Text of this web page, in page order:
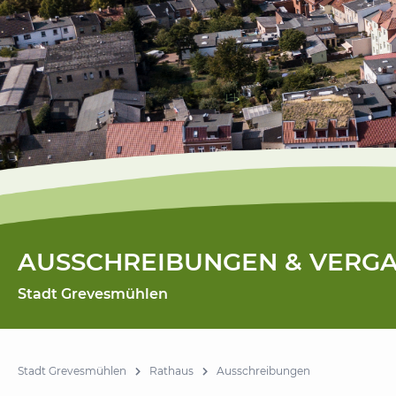
AUSSCHREIBUNGEN &
Stadt Grevesmühlen
Stadt Grevesmühlen Rathaus Ausschreibungen